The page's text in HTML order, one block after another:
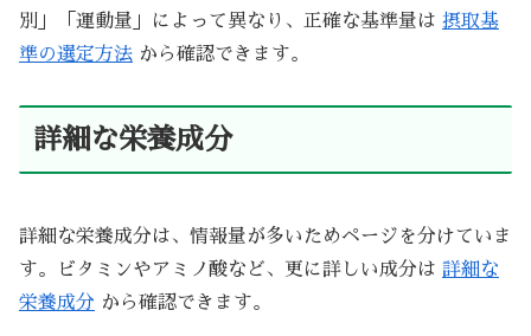
別」「運動量」によって異なり、正確な基準量は 摂取基
準の選定方法 から確認できます。
詳細な栄養成分
詳細な栄養成分は、情報量が多いためページを分けていま
す。ビタミンやアミノ酸など、更に詳しい成分は 詳細な
栄養成分 から確認できます。